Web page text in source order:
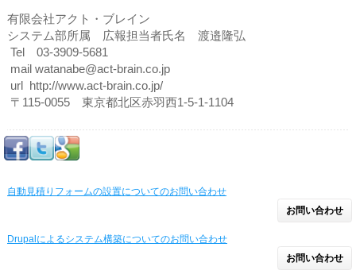
有限会社アクト・ブレイン
システム部所属 広報担当者氏名 渡邉隆弘
Tel 03-3909-5681
mail watanabe@act-brain.co.jp
url http://www.act-brain.co.jp/
〒115-0055 東京都北区赤羽西1-5-1-1104
自動見積りフォームの設置についてのお問い合わせ
お問い合わせ
Drupalによるシステム構築についてのお問い合わせ
お問い合わせ